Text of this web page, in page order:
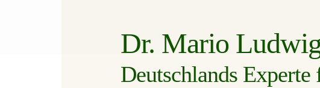
Dr. Mario
Deutschlands